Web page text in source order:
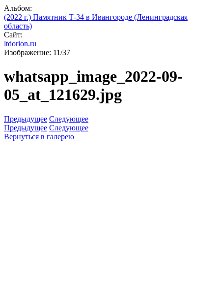
Альбом:
(2022 г.) Памятник Т-34 в Ивангороде (Ленинградская
область)
Сайт:
ltdorion.ru
Изображение: 11/37
whatsapp_image_2022-09-
05_at_121629.jpg
Предыдущее Следующее
Предыдущее Следующее
Вернуться в галерею